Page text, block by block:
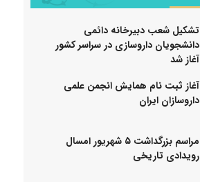
تشکیل شعب دبیرخانه دائمی
دانشجویان داروسازی در سراسر کشور
آغاز شد
آغاز ثبت نام همایش انجمن علمی
داروسازان ایران
مراسم بزرگداشت ۵ شهریور امسال
رویدادی تاریخی